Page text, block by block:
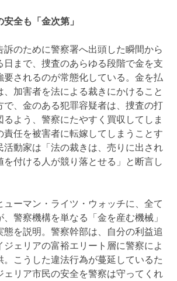
全も「金次第」
訴のために警察署へ出頭した瞬間から
日まで、捜査のあらゆる段階で金を支
要されるのが常態化している。金を払
、加害者を法による裁きにかけること
で、金のある犯罪容疑者は、捜査の打
るよう、警察にたやすく買収してしま
責任を被害者に転嫁してしまうことす
活動家は「法の裁きは、売りに出され
を付ける人が競り落とせる」と断言し
ューマン・ライツ・ウォッチに、全て
警察機構を単なる「金を産む機械」
態を説明。警察幹部は、自分の利益追
ジェリアの富裕エリート層に警察によ
。こうした違法行為が蔓延しているた
ェリア市民の安全を警察は守ってくれ